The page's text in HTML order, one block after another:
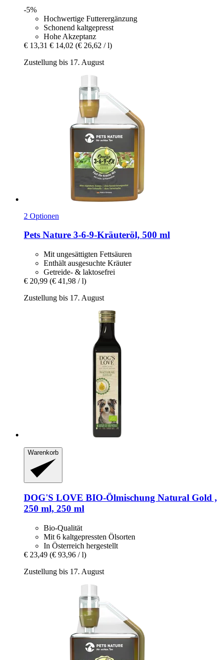
-5%
Hochwertige Futterergänzung
Schonend kaltgepresst
Hohe Akzeptanz
€ 13,31 € 14,02 (€ 26,62 / l)
Zustellung bis 17. August
2 Optionen
Pets Nature 3-​6-​9-​Kräuteröl, 500 ml
Mit ungesättigten Fettsäuren
Enthält ausgesuchte Kräuter
Getreide- & laktosefrei
€ 20,99 (€ 41,98 / l)
Zustellung bis 17. August
Warenkorb
DOG'S LOVE BIO-​Ölmischung Natural Gold ,
250 ml, 250 ml
Bio-Qualität
Mit 6 kaltgepressten Ölsorten
In Österreich hergestellt
€ 23,49 (€ 93,96 / l)
Zustellung bis 17. August